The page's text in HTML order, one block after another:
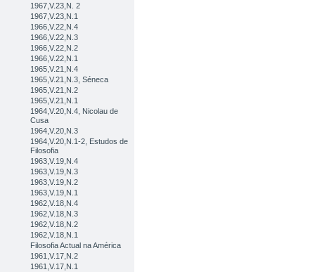
1967,V.23,N. 2
1967,V.23,N.1
1966,V.22,N.4
1966,V.22,N.3
1966,V.22,N.2
1966,V.22,N.1
1965,V.21,N.4
1965,V.21,N.3, Séneca
1965,V.21,N.2
1965,V.21,N.1
1964,V.20,N.4, Nicolau de
Cusa
1964,V.20,N.3
1964,V.20,N.1-2, Estudos de
Filosofia
1963,V.19,N.4
1963,V.19,N.3
1963,V.19,N.2
1963,V.19,N.1
1962,V.18,N.4
1962,V.18,N.3
1962,V.18,N.2
1962,V.18,N.1
Filosofia Actual na América
1961,V.17,N.2
1961,V.17,N.1